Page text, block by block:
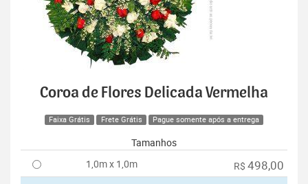
Coroa de Flores Delicada Vermelha
Faixa Grátis Frete Grátis Pague somente após a entrega
Tamanhos
1,0m x 1,0m
R$ 498,00